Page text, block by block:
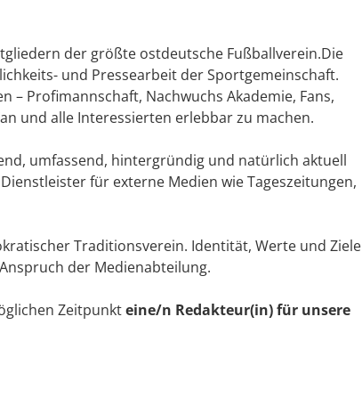
der größte ostdeutsche Fußballverein.Die
und Pressearbeit der Sportgemeinschaft.
– Profimannschaft, Nachwuchs Akademie, Fans,
und alle Interessierten erlebbar zu machen.
umfassend, hintergründig und natürlich aktuell
für externe Medien wie Tageszeitungen,
Traditionsverein. Identität, Werte und Ziele
der Medienabteilung.
Zeitpunkteine/n Redakteur(in) für unsere